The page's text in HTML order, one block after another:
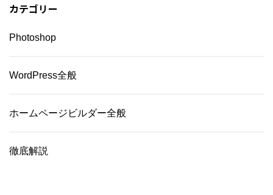
カテゴリー
Photoshop
WordPress全般
ホームページビルダー全般
徹底解説